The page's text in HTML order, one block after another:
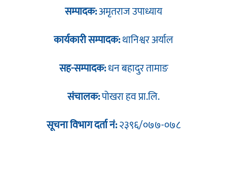
सम्पादक:अमृतराज उपाध्याय
कार्यकारी सम्पादक:थानिश्वर अर्याल
सह-सम्पादक:धन बहादुर तामाङ
संचालक:पोखरा हव प्रा.लि.
सूचना विभाग दर्ता नं:२३९६/०७७-०७८